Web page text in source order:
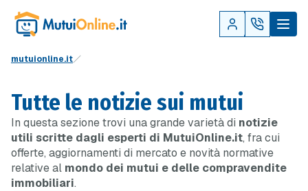
mutuionline.it
Tutte le notizie sui mutui
In questa sezione trovi una grande varietà di notizie
utili scritte dagli esperti di MutuiOnline.it, fra cui
offerte, aggiornamenti di mercato e novità normative
relative al mondo dei mutui e delle compravendite
immobiliari.